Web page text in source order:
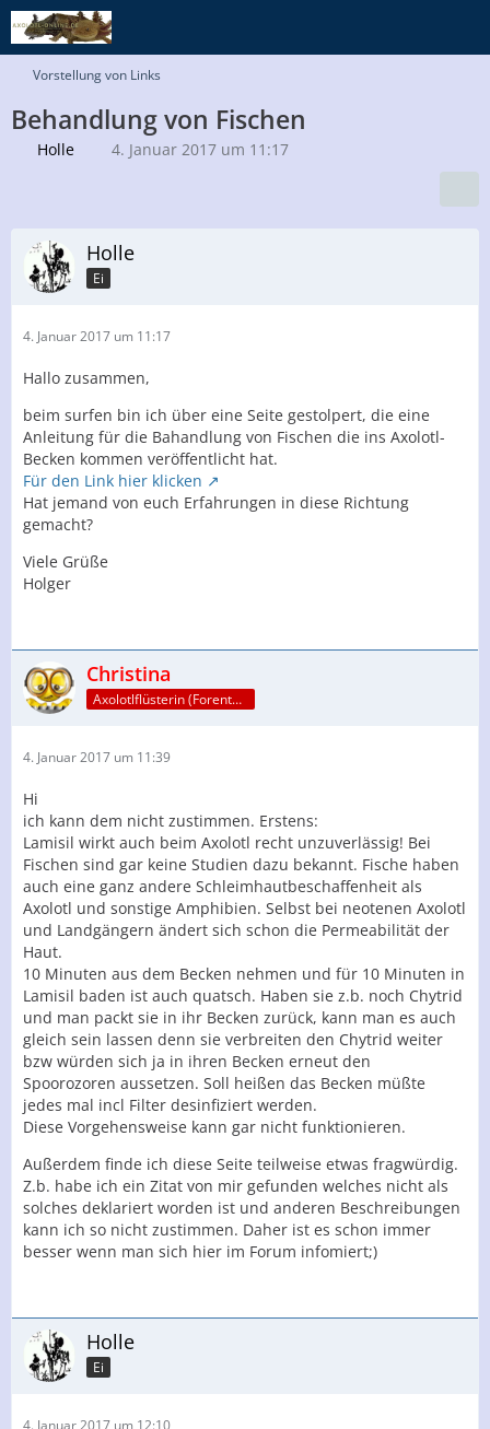
Vorstellung von Links
Behandlung von Fischen
Holle 4. Januar 2017 um 11:17
Holle
Ei
4. Januar 2017 um 11:17
Hallo zusammen,
beim surfen bin ich über eine Seite gestolpert, die eine
Anleitung für die Bahandlung von Fischen die ins Axolotl-
Becken kommen veröffentlicht hat.
Für den Link hier klicken
Hat jemand von euch Erfahrungen in diese Richtung
gemacht?
Viele Grüße
Holger
Christina
Axolotlflüsterin (Forenteam)
4. Januar 2017 um 11:39
Hi
ich kann dem nicht zustimmen. Erstens:
Lamisil wirkt auch beim Axolotl recht unzuverlässig! Bei
Fischen sind gar keine Studien dazu bekannt. Fische haben
auch eine ganz andere Schleimhautbeschaffenheit als
Axolotl und sonstige Amphibien. Selbst bei neotenen Axolotl
und Landgängern ändert sich schon die Permeabilität der
Haut.
10 Minuten aus dem Becken nehmen und für 10 Minuten in
Lamisil baden ist auch quatsch. Haben sie z.b. noch Chytrid
und man packt sie in ihr Becken zurück, kann man es auch
gleich sein lassen denn sie verbreiten den Chytrid weiter
bzw würden sich ja in ihren Becken erneut den
Spoorozoren aussetzen. Soll heißen das Becken müßte
jedes mal incl Filter desinfiziert werden.
Diese Vorgehensweise kann gar nicht funktionieren.
Außerdem finde ich diese Seite teilweise etwas fragwürdig.
Z.b. habe ich ein Zitat von mir gefunden welches nicht als
solches deklariert worden ist und anderen Beschreibungen
kann ich so nicht zustimmen. Daher ist es schon immer
besser wenn man sich hier im Forum infomiert;)
Holle
Ei
4. Januar 2017 um 12:10